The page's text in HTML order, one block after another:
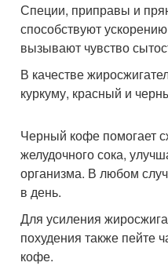
Специи, приправы и
способствуют
вызывают чувство
В качестве
куркуму, красный и
Черный кофе помогает
желудочного сока,
организма. В любом
в день.
Для усиления
похудения также пейте
кофе.